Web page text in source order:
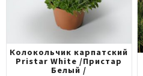
Колокольчик карпатский
Pristar White /Пристар
Белый /